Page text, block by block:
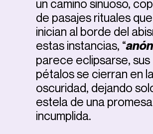
un camino sinuoso,
de pasajes rituales
inician al borde del
estas instancias, “
parece eclipsarse, sus
pétalos se cierran en
oscuridad, dejando
estela de una promesa
incumplida.